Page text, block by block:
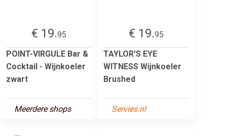
€ 19.95
POINT-VIRGULE Bar &
Cocktail - Wijnkoeler
zwart
Meerdere shops
€ 19.95
TAYLOR'S EYE
WITNESS Wijnkoeler
Brushed
Servies.nl